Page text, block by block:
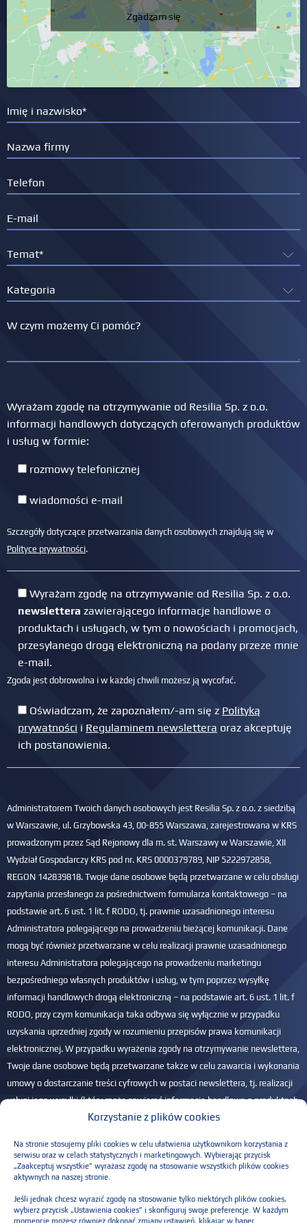
Korzystanie z plików cookies
Na stronie stosujemy pliki cookies w celu ułatwienia użytkownikom korzystania z
serwisu oraz w celach statystycznych i marketingowych. Wybierając przycisk
„Zaakceptuj wszystkie” wyrażasz zgodę na stosowanie wszystkich plików cookies
aktywnych na naszej stronie.
Jeśli jednak chcesz wyrazić zgodę na stosowanie tylko niektórych plików cookies,
wybierz przycisk „Ustawienia cookies” i skonfiguruj swoje preferencje. W każdym
momencie możesz również dokonać zmiany ustawień, klikając w baner
Zgadzam się
Wyrażam zgodę na otrzymywanie od Resilia Sp. z o.o.
informacji handlowych dotyczących oferowanych produktów
i usług w formie:
rozmowy telefonicznej
wiadomości e-mail
Szczegóły dotyczące przetwarzania danych osobowych znajdują się w
Polityce prywatności.
Wyrażam zgodę na otrzymywanie od Resilia Sp. z o.o.
newslettera zawierającego informacje handlowe o
produktach i usługach, w tym o nowościach i promocjach,
przesyłanego drogą elektroniczną na podany przeze mnie
e-mail.
Zgoda jest dobrowolna i w każdej chwili możesz ją wycofać.
Oświadczam, że zapoznałem/-am się z Polityką
prywatności i Regulaminem newslettera oraz akceptuję
ich postanowienia.
Administratorem Twoich danych osobowych jest Resilia Sp. z o.o. z siedzibą
w Warszawie, ul. Grzybowska 43, 00-855 Warszawa, zarejestrowana w KRS
prowadzonym przez Sąd Rejonowy dla m. st. Warszawy w Warszawie, XII
Wydział Gospodarczy KRS pod nr. KRS 0000379789, NIP 5222972858,
REGON 142839818. Twoje dane osobowe będą przetwarzane w celu obsługi
zapytania przesłanego za pośrednictwem formularza kontaktowego – na
podstawie art. 6 ust. 1 lit. f RODO, tj. prawnie uzasadnionego interesu
Administratora polegającego na prowadzeniu bieżącej komunikacji. Dane
mogą być również przetwarzane w celu realizacji prawnie uzasadnionego
interesu Administratora polegającego na prowadzeniu marketingu
bezpośredniego własnych produktów i usług, w tym poprzez wysyłkę
informacji handlowych drogą elektroniczną – na podstawie art. 6 ust. 1 lit. f
RODO, przy czym komunikacja taka odbywa się wyłącznie w przypadku
uzyskania uprzedniej zgody w rozumieniu przepisów prawa komunikacji
elektronicznej. W przypadku wyrażenia zgody na otrzymywanie newslettera,
Twoje dane osobowe będą przetwarzane także w celu zawarcia i wykonania
umowy o dostarczanie treści cyfrowych w postaci newslettera, tj. realizacji
usługi jego wysyłki (który może zawierać informacje handlowe o produktach
i usługach Administratora) na podany adres e-mail – na podstawie art. 6 ust.
sprostowania, usunięcia, ograniczenia przetwarzania, przenoszenia danych
oraz wniesienia sprzeciwu. Masz również prawo do wniesienia skargi do
Więcej informacji wPolityce prywatności.